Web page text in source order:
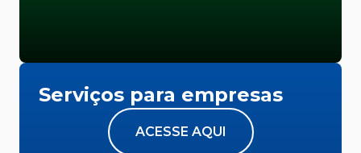
Serviços para empresas
ACESSE AQUI